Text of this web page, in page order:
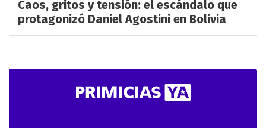
Caos, gritos y tensión: el escándalo que
protagonizó Daniel Agostini en Bolivia